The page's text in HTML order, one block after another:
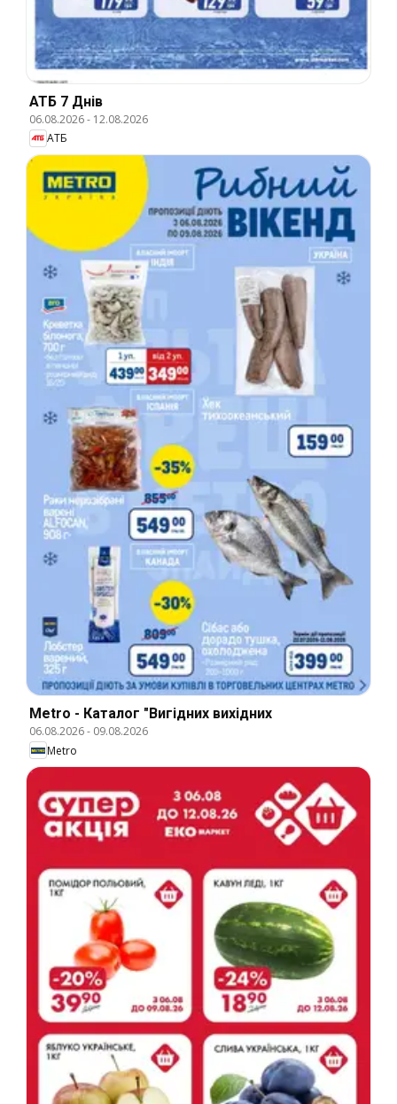
АТБ 7 Днів
06.08.2026- 12.08.2026
АТБ
Metro - Каталог "Вигідних вихідних
06.08.2026- 09.08.2026
Metro